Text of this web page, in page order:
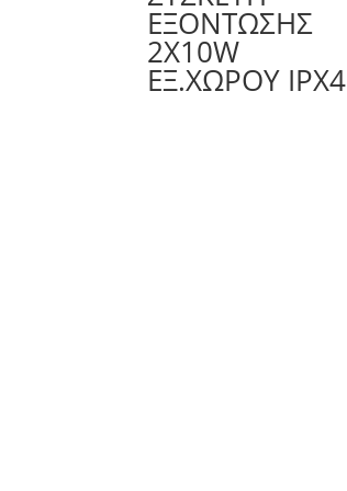
ΕΞΌΝΤΩΣΗΣ
2X10W
ΕΞ.ΧΩΡΟΥ IPX4